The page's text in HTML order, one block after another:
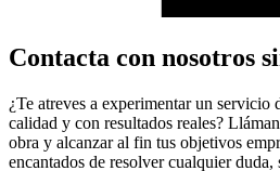
Contacta con nosotros
¿Te atreves a experimentar un
calidad y con resultados reales?
obra y alcanzar al fin tus objetivos
encantados de resolver cualquier